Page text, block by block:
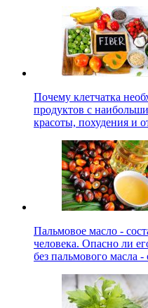
Почему клетчатка
продуктов с
красоты, похудения и
Пальмовое масло -
человека. Опасно ли
без пальмового масла -